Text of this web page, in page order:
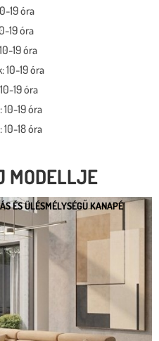
19 óra
19 óra
19 óra
10-19 óra
19 óra
19 óra
10-18 óra
MODELLJE
ÉS ÜLÉSMÉLYSÉGŰ KANAPÉ
FEJTÁMLÁS ÉS
KANAPÉ
ár
rendszer